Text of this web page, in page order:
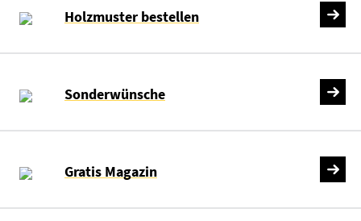
Holzmuster bestellen
Sonderwünsche
Gratis Magazin